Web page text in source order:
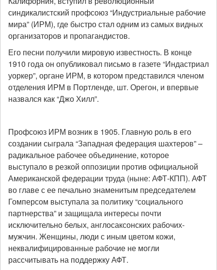
синдикалистский профсоюз “Индустриальные рабочие
мира” (ИРМ), где быстро стал одним из самых видных
организаторов и пропагандистов.
Его песни получили мировую известность. В конце
1910 года он опубликовал письмо в газете “Индастриал
уоркер”, органе ИРМ, в котором представился членом
отделения ИРМ в Портленде, шт. Орегон, и впервые
назвался как “Джо Хилл”.
Профсоюз ИРМ возник в 1905. Главную роль в его
создании сыграла “Западная федерация шахтеров” –
радикальное рабочее объединение, которое
выступало в резкой оппозиции против официальной
Американской федерации труда (ныне: АФТ-КПП). АФТ
во главе с ее печально знаменитым председателем
Гомперсом выступала за политику “социального
партнерства” и защищала интересы почти
исключительно белых, англосаксонских рабочих-
мужчин. Женщины, люди с иным цветом кожи,
неквалифицированные рабочие не могли
рассчитывать на поддержку АФТ.